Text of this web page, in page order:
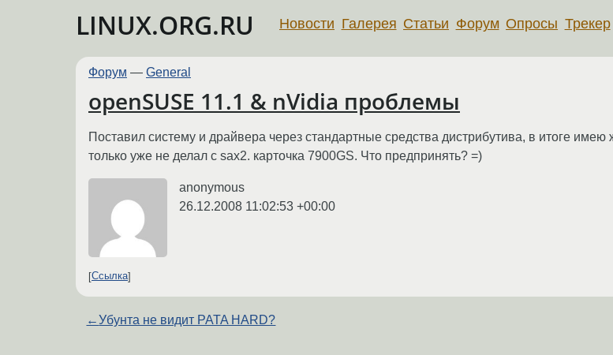
LINUX.ORG.RU Новости Галерея Статьи Форум Опросы Трекер
Форум — General
openSUSE 11.1 & nVidia проблемы
Поставил систему и драйвера через стандартные средства дистрибутива, в итоге
только уже не делал с sax2. карточка 7900GS. Что предпринять? =)
anonymous
26.12.2008 11:02:53 +00:00
Ссылка
←Убунта не видит PATA HARD?